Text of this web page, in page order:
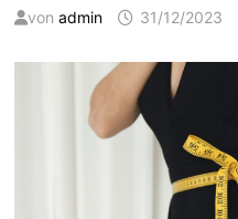
von admin 31/12/2023